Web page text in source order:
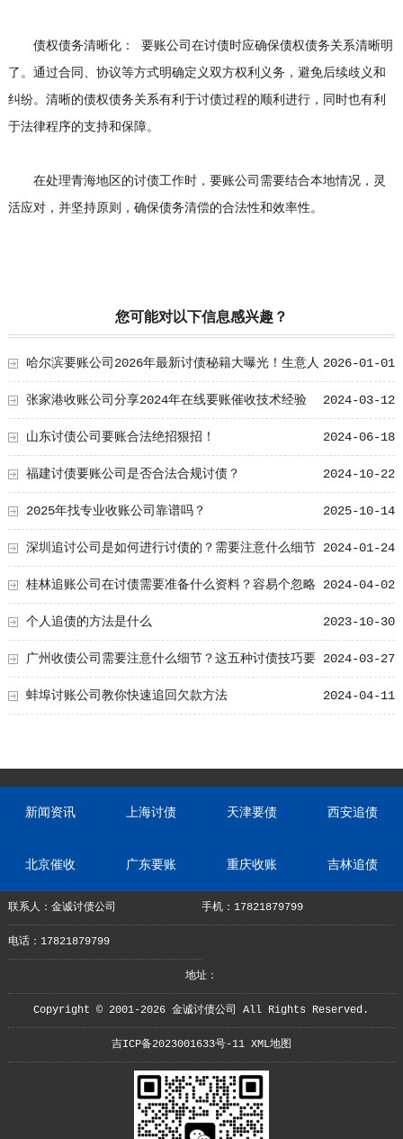
债权债务清晰化： 要账公司在讨债时应确保债权债务关系清晰明
了。通过合同、协议等方式明确定义双方权利义务，避免后续歧义和
纠纷。清晰的债权债务关系有利于讨债过程的顺利进行，同时也有利
于法律程序的支持和保障。
在处理青海地区的讨债工作时，要账公司需要结合本地情况，灵
活应对，并坚持原则，确保债务清偿的合法性和效率性。
您可能对以下信息感兴趣？
2026-01-01
哈尔滨要账公司2026年最新讨债秘籍大曝光！生意人
收藏版，教你聪明追讨、委托律师、企业账款管理全攻略2024-03-12
张家港收账公司分享2024年在线要账催收技术经验
2024-06-18
山东讨债公司要账合法绝招狠招！
2024-10-22
福建讨债要账公司是否合法合规讨债？
2025-10-14
2025年找专业收账公司靠谱吗？
2024-01-24
深圳追讨公司是如何进行讨债的？需要注意什么细节
2024-04-02
桂林追账公司在讨债需要准备什么资料？容易个忽略
的五大的资料！ 2023-10-30
个人追债的方法是什么
2024-03-27
广州收债公司需要注意什么细节？这五种讨债技巧要
分享！ 2024-04-11
蚌埠讨账公司教你快速追回欠款方法
新闻资讯 上海讨债 天津要债 西安追债
北京催收 广东要账 重庆收账 吉林追债
联系人：金诚讨债公司 手机：17821879799
电话：17821879799
地址：
Copyright © 2001-2026 金诚讨债公司 All Rights Reserved.
吉ICP备2023001633号-11 XML地图